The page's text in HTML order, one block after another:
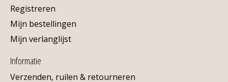
Registreren
Mijn bestellingen
Mijn verlanglijst
Informatie
Verzenden, ruilen & retourneren